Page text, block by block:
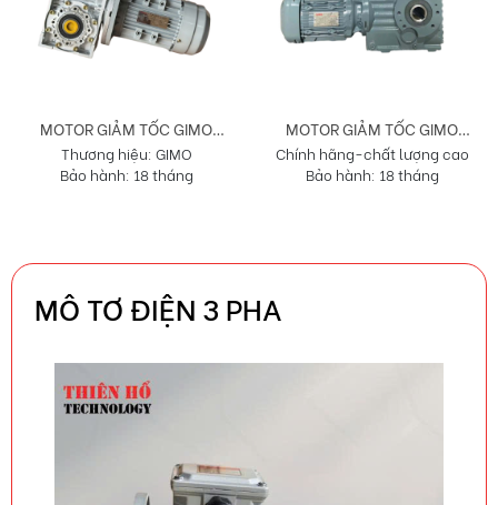
MOTOR GIẢM TỐC GIMO
DÒNG NMRV
Thương hiệu: GIMO
Bảo hành: 18 tháng
MOTOR GIẢM TỐC GIMO
DÒNG TẢI NẶNG RFKS
Chính hãng-chất lượng cao
Bảo hành: 18 tháng
MÔ TƠ ĐIỆN 3 PHA